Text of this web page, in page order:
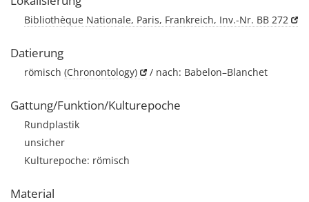
Bibliothèque Nationale, Paris, Frankreich, Inv.-Nr. BB 272
Datierung
römisch (Chronontology) / nach: Babelon–Blanchet
Gattung/Funktion/Kulturepoche
Rundplastik
unsicher
Kulturepoche: römisch
Material